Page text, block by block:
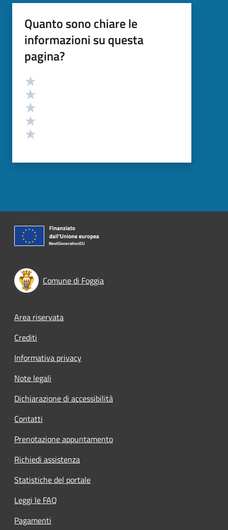
Quanto sono chiare le
informazioni su questa
pagina?
Valutazione
Comune di Foggia
Footer menu
Area riservata
Crediti
Informativa privacy
Note legali
Dichiarazione di accessibilità
Contatti
Prenotazione appuntamento
Richiedi assistenza
Statistiche del portale
Leggi le FAQ
Pagamenti